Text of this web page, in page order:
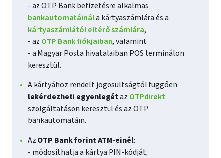
- az OTP Bank befizetésre alkalmas
bankautomatáinála kártyaszámlára és a
kártyaszámlától eltérő számlára,
- az OTP Bank fiókjaiban, valamint
- a Magyar Posta hivatalaiban POS terminálon
keresztül.
A kártyához rendelt jogosultságtól függően
lekérdezheti egyenlegétaz OTPdirekt
szolgáltatáson keresztül és az OTP
bankautomatáin.
Az OTP Bank forint ATM-einél:
- módosíthatja a kártya PIN-kódját,